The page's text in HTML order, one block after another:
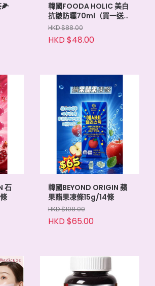
韓國FOODA HOLIC 美白
抗皺防曬70ml（買一送
一）
HKD $88.00
HKD $48.00
石
韓國BEYOND ORIGIN 蘋
果醋果凍條15g/14條
HKD $108.00
HKD $65.00